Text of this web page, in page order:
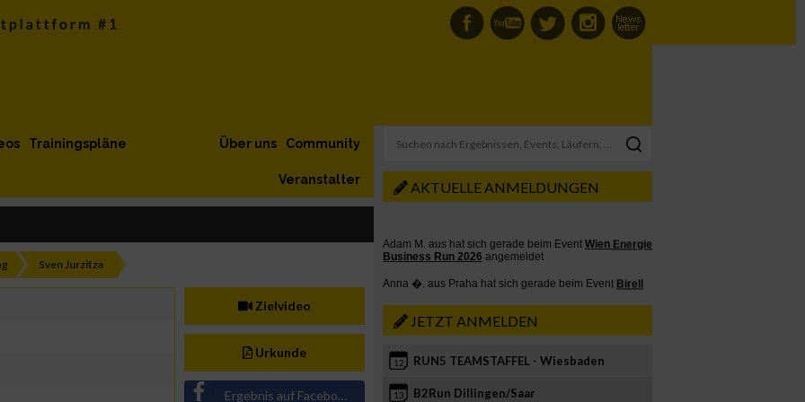
Trainingspläne Community
Über uns
Veranstalter
Sven Jurzitza
Zielvideo
Urkunde
Ergebnis auf Facebook teilen
AKTUELLE ANMELDUNGEN
JETZT ANMELDEN
12 RUN5 TEAMSTAFFEL - Wiesbaden
13 B2Run Dillingen/Saar